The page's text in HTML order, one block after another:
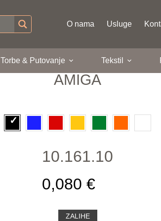
O nama Usluge
Torbe & Putovanje Tekstil
AMIGA
10.161.10
0,080 €
ZALIHE